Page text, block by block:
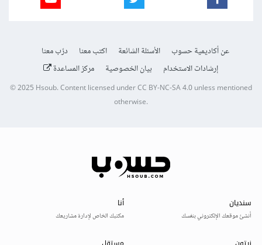
عن أكاديمية حسوب الأسئلة الشائعة اكتب معنا
درّب معنا
إرشادات الاستخدام
بيان الخصوصية مركز المساعدة
© 2025Hsoub.Content licensed underCC BY-NC-SA 4.0unless mentioned
otherwise.